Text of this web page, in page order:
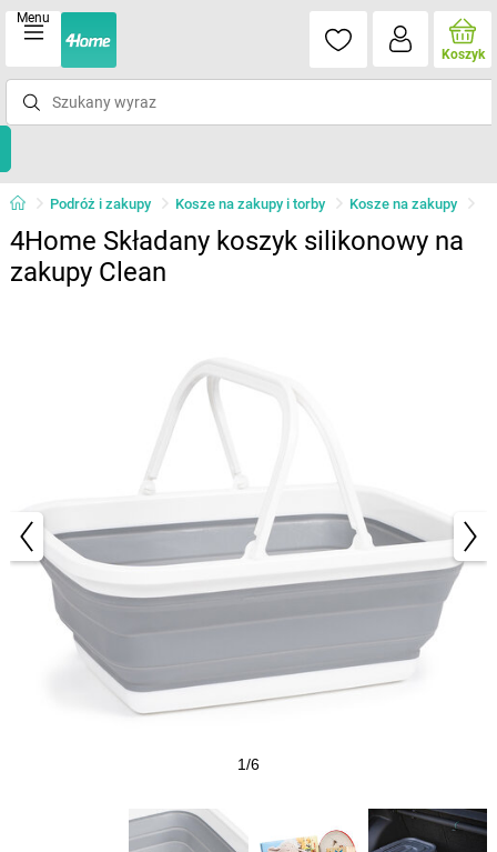
Menu
Koszyk
Podróż i zakupy Kosze na zakupy i torby Kosze na zakupy
4Home Składany koszyk silikonowy na
zakupy Clean
1/6